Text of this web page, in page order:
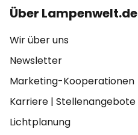
Über Lampenwelt.de
Wir über uns
Newsletter
Marketing-Kooperationen
Karriere | Stellenangebote
Lichtplanung